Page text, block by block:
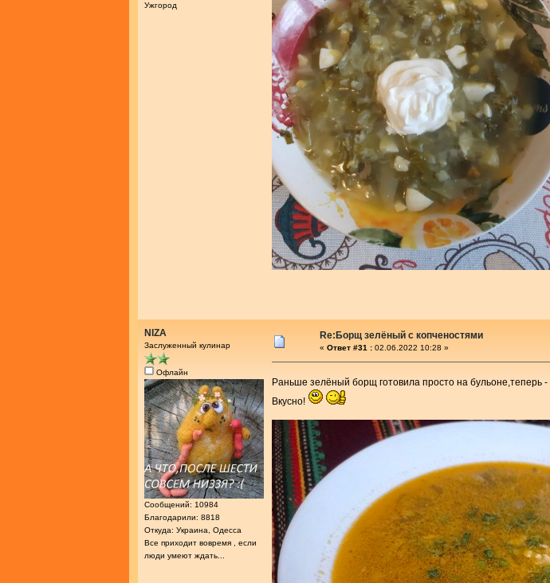
Ужгород
NIZA
Заслуженный кулинар
Офлайн
Сообщений: 10984
Благодарили: 8818
Откуда: Украина, Одесса
Все приходит вовремя , если
люди умеют ждать...
Re:Борщ зелёный с копченостями
« Ответ #31 : 02.06.2022 10:28 »
Раньше зелёный борщ готовила просто на бульоне,теперь
Вкусно!